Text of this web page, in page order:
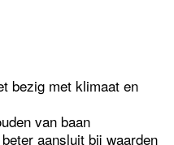
bezig met klimaat en
van baan
aansluit bij waarden